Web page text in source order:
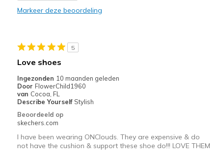
Beste toepassingen
Going Out
Travel
Width
Feels true to width
Markeer deze beoordeling
5
Love shoes
Ingezonden 10 maanden geleden
Door FlowerChild1960
van Cocoa, FL
Describe Yourself Stylish
Beoordeeld op
skechers.com
I have been wearing ONClouds. They are expensive & do
not have the cushion & support these shoe do!!! LOVE THEM